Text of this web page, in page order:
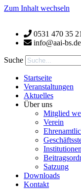
Zum Inhalt wechseln
0531 470 35 21
info@aai-bs.de
Suche
Startseite
Veranstaltungen
Aktuelles
Über uns
Mitglied
Verein
Satzung
Downloads
Kontakt